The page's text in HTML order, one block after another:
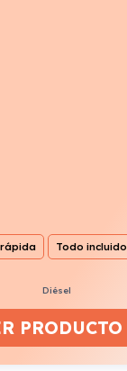
Todo incluido
Diésel
PRODUCTO